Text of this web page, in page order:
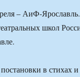
– АиФ-
школ
в стихах и